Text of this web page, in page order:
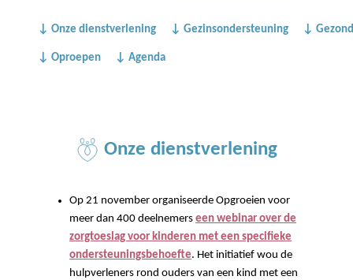
↓ Onze dienstverlening ↓ Gezinsondersteuning ↓
↓ Oproepen ↓ Agenda
Onze dienstverlening
Op 21 november organiseerde Opgroeien voor
meer dan 400 deelnemers een webinar over de
zorgtoeslag voor kinderen met een specifieke
ondersteuningsbehoefte. Het initiatief wou de
hulpverleners rond ouders van een kind met een